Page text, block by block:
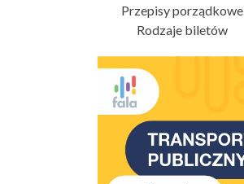
Przepisy porządkowe
Rodzaje biletów